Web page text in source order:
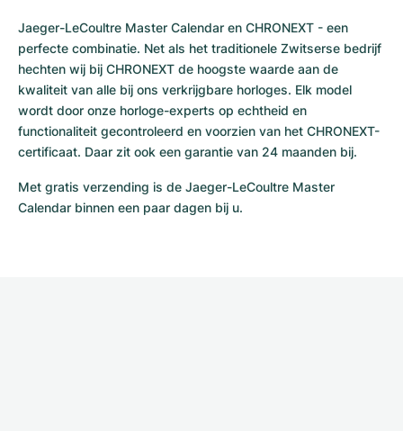
Jaeger-LeCoultre Master Calendar en CHRONEXT - een
perfecte combinatie. Net als het traditionele Zwitserse bedrijf
hechten wij bij CHRONEXT de hoogste waarde aan de
kwaliteit van alle bij ons verkrijgbare horloges. Elk model
wordt door onze horloge-experts op echtheid en
functionaliteit gecontroleerd en voorzien van het CHRONEXT-
certificaat. Daar zit ook een garantie van 24 maanden bij.
Met gratis verzending is de Jaeger-LeCoultre Master
Calendar binnen een paar dagen bij u.